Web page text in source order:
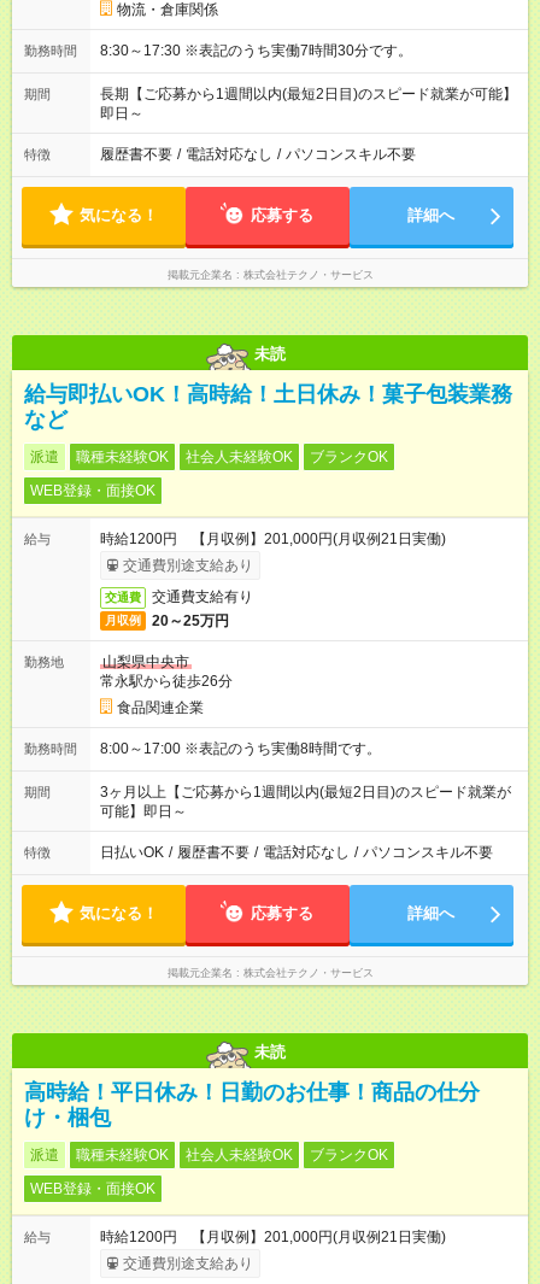
物流・倉庫関係
勤務時間 8:30～17:30 ※表記のうち実働7時間30分です。
期間
長期【ご応募から1週間以内(最短2日目)のスピード就業が可能】
即日～
特徴 履歴書不要 / 電話対応なし / パソコンスキル不要
気になる！ 応募する 詳細へ
掲載元企業名 株式会社テクノ・サービス
未読
給与即払いOK！高時給！土日休み！菓子包装業務
など
派遣 職種未経験OK 社会人未経験OK
ブランクOK
WEB登録・面接OK
給与
時給1200円 【月収例】201,000円(月収例21日実働)
交通費別途支給あり
交通費 交通費支給有り
月収例 20～25万円
勤務地
山梨県中央市
常永駅から徒歩26分
食品関連企業
勤務時間 8:00～17:00 ※表記のうち実働8時間です。
期間
3ヶ月以上【ご応募から1週間以内(最短2日目)のスピード就業が
可能】即日～
特徴 日払いOK / 履歴書不要 / 電話対応なし / パソコンスキル不要
気になる！ 応募する 詳細へ
掲載元企業名 株式会社テクノ・サービス
未読
高時給！平日休み！日勤のお仕事！商品の仕分
け・梱包
派遣 職種未経験OK 社会人未経験OK
ブランクOK
WEB登録・面接OK
給与
時給1200円 【月収例】201,000円(月収例21日実働)
交通費別途支給あり